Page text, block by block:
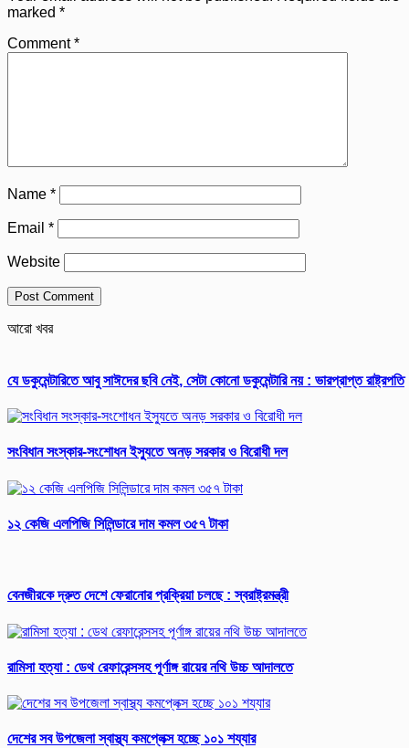
marked *
Comment*
Name *
Email *
Website
আরো খবর
যে ডকুমেন্টারিতে আবু সাঈদের ছবি নেই, সেটা কোনো ডকুমেন্টারি নয় : ভারপ্রাপ্ত রাষ্ট্রপতি
সংবিধান সংস্কার-সংশোধন ইস্যুতে অনড় সরকার ও বিরোধী দল
১২ কেজি এলপিজি সিলিন্ডারে দাম কমল ৩৫৭ টাকা
বেনজীরকে দ্রুত দেশে ফেরানোর প্রক্রিয়া চলছে : স্বরাষ্ট্রমন্ত্রী
রামিসা হত্যা : ডেথ রেফারেন্সসহ পূর্ণাঙ্গ রায়ের নথি উচ্চ আদালতে
দেশের সব উপজেলা স্বাস্থ্য কমপ্লেক্স হচ্ছে ১০১ শয্যার